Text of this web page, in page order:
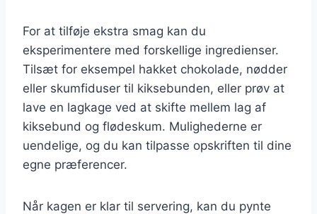
For at tilføje ekstra smag kan du
eksperimentere med forskellige ingredienser.
Tilsæt for eksempel hakket chokolade, nødder
eller skumfiduser til kiksebunden, eller prøv at
lave en lagkage ved at skifte mellem lag af
kiksebund og flødeskum. Mulighederne er
uendelige, og du kan tilpasse opskriften til dine
egne præferencer.
Når kagen er klar til servering, kan du pynte